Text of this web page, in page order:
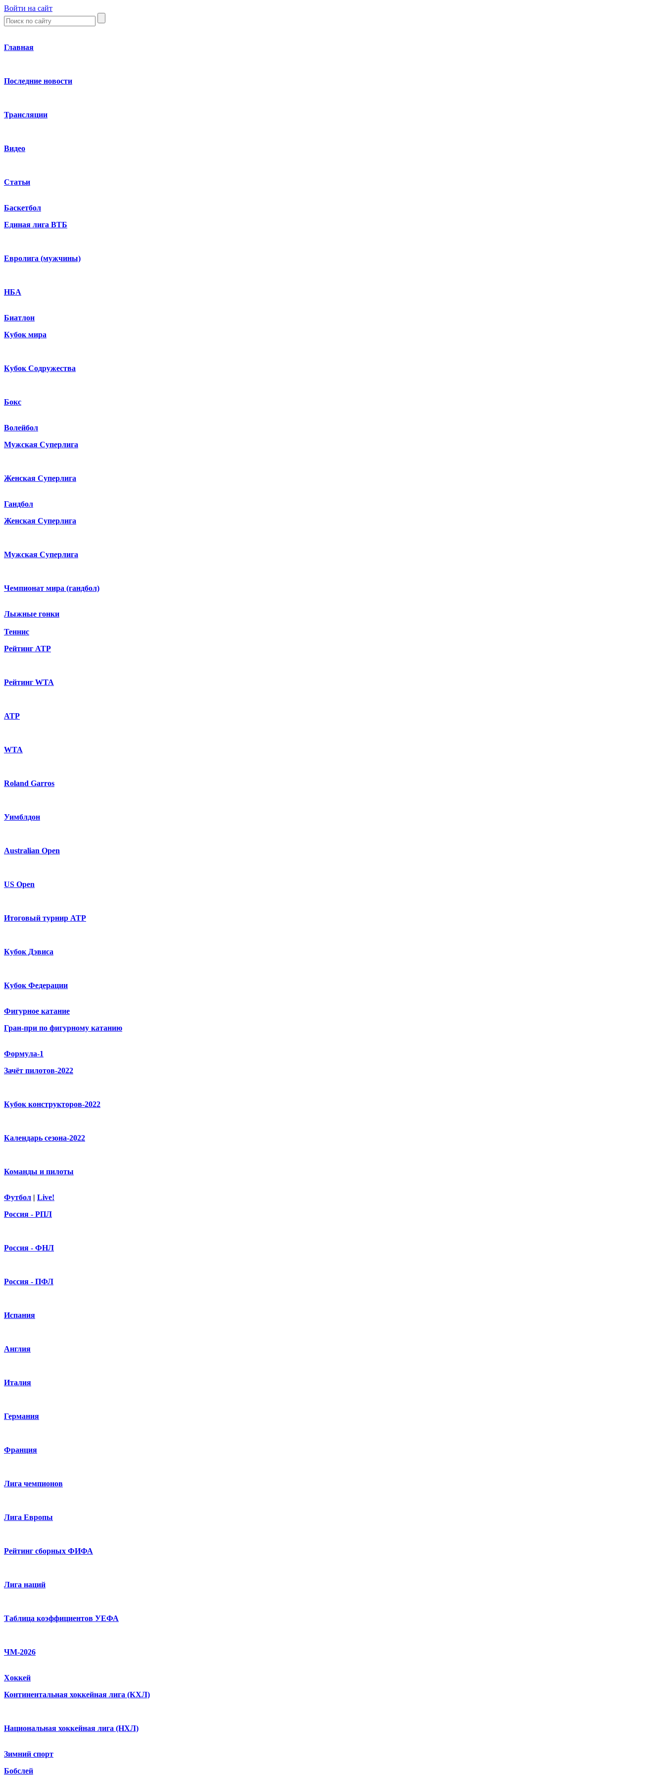
Войти на сайт
Главная
Последние новости
Трансляции
Видео
Статьи
Баскетбол
Единая лига ВТБ
Евролига (мужчины)
НБА
Биатлон
Кубок мира
Кубок Содружества
Бокс
Волейбол
Мужская Суперлига
Женская Суперлига
Гандбол
Женская Суперлига
Мужская Суперлига
Чемпионат мира (гандбол)
Лыжные гонки
Теннис
Рейтинг ATP
Рейтинг WTA
ATP
WTA
Roland Garros
Уимблдон
Australian Open
US Open
Итоговый турнир ATP
Кубок Дэвиса
Кубок Федерации
Фигурное катание
Гран-при по фигурному катанию
Формула-1
Зачёт пилотов-2022
Кубок конструкторов-2022
Календарь сезона-2022
Команды и пилоты
Футбол | Live!
Россия - РПЛ
Россия - ФНЛ
Россия - ПФЛ
Испания
Англия
Италия
Германия
Франция
Лига чемпионов
Лига Европы
Рейтинг сборных ФИФА
Лига наций
Таблица коэффициентов УЕФА
ЧМ-2026
Хоккей
Континентальная хоккейная лига (КХЛ)
Национальная хоккейная лига (НХЛ)
Зимний спорт
Бобслей